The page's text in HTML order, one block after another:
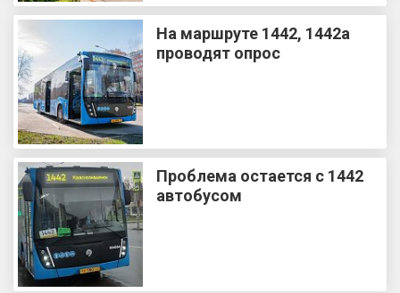
На маршруте 1442, 1442а
проводят опрос
Проблема остается с 1442
автобусом